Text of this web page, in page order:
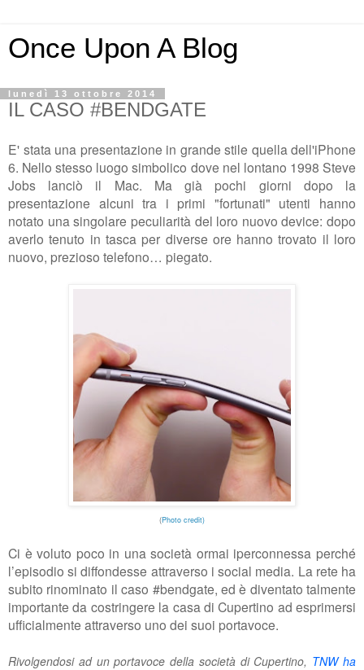
Once Upon A Blog
lunedì 13 ottobre 2014
IL CASO #BENDGATE
E' stata una presentazione in grande stile quella dell'iPhone
6. Nello stesso luogo simbolico dove nel lontano 1998 Steve
Jobs lanciò il Mac. Ma già pochi giorni dopo la
presentazione alcuni tra i primi "fortunati" utenti hanno
notato una singolare peculiarità del loro nuovo device: dopo
averlo tenuto in tasca per diverse ore hanno trovato il loro
nuovo, prezioso telefono… piegato.
(Photo credit)
Ci è voluto poco in una società ormai iperconnessa perché
l’episodio si diffondesse attraverso i social media. La rete ha
subito rinominato il caso #bendgate, ed è diventato talmente
importante da costringere la casa di Cupertino ad esprimersi
ufficialmente attraverso uno dei suoi portavoce.
Rivolgendosi ad un portavoce della società di Cupertino, TNW ha